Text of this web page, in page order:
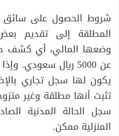
شروط الحصول على سائق
المطلقة إلى تقديم
وضعها المالي، أي كشف
عن 5000 ريال
يكون لها سجل تجاري
تثبت أنها مطلقة وغير
سجل الحالة المدنية
المنزلية ممكن.